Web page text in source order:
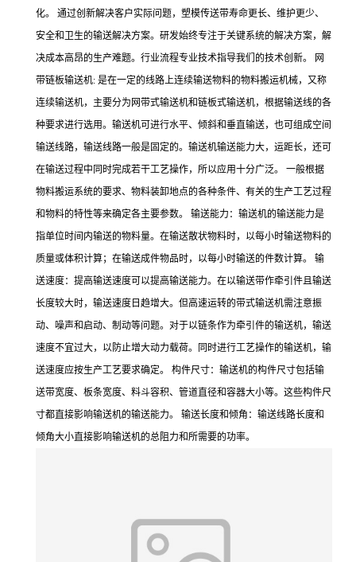
化。 通过创新解决客户实际问题，塑模传送带寿命更长、维护更少、
安全和卫生的输送解决方案。研发始终专注于关键系统的解决方案，解
决成本高昂的生产难题。行业流程专业技术指导我们的技术创新。 网
带链板输送机: 是在一定的线路上连续输送物料的物料搬运机械，又称
连续输送机，主要分为网带式输送机和链板式输送机，根据输送线的各
种要求进行选用。输送机可进行水平、倾斜和垂直输送，也可组成空间
输送线路，输送线路一般是固定的。输送机输送能力大，运距长，还可
在输送过程中同时完成若干工艺操作，所以应用十分广泛。 一般根据
物料搬运系统的要求、物料装卸地点的各种条件、有关的生产工艺过程
和物料的特性等来确定各主要参数。 输送能力：输送机的输送能力是
指单位时间内输送的物料量。在输送散状物料时，以每小时输送物料的
质量或体积计算；在输送成件物品时，以每小时输送的件数计算。 输
送速度：提高输送速度可以提高输送能力。在以输送带作牵引件且输送
长度较大时，输送速度日趋增大。但高速运转的带式输送机需注意振
动、噪声和启动、制动等问题。对于以链条作为牵引件的输送机，输送
速度不宜过大，以防止增大动力载荷。同时进行工艺操作的输送机，输
送速度应按生产工艺要求确定。 构件尺寸：输送机的构件尺寸包括输
送带宽度、板条宽度、料斗容积、管道直径和容器大小等。这些构件尺
寸都直接影响输送机的输送能力。 输送长度和倾角：输送线路长度和
倾角大小直接影响输送机的总阻力和所需要的功率。